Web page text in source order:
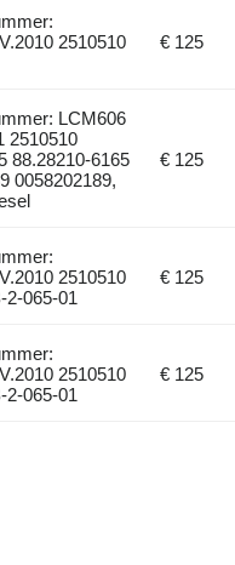
2510510
€ 125
LCM606
2510510
88.28210-6165
0058202189,
€ 125
2510510
2-065-01
€ 125
2510510
2-065-01
€ 125